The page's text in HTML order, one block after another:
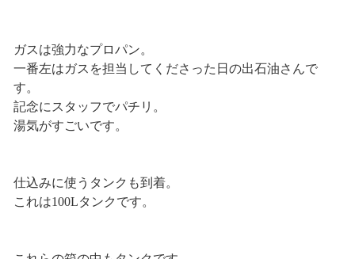
ガスは強力なプロパン。
一番左はガスを担当してくださった日の出石油さんで
す。
記念にスタッフでパチリ。
湯気がすごいです。
仕込みに使うタンクも到着。
これは100Lタンクです。